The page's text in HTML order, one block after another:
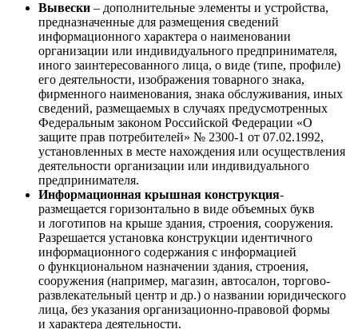
Вывески – дополнительные элементы и устройства,
предназначенные для размещения сведений
информационного характера о наименовании
организации или индивидуального предпринимателя,
иного заинтересованного лица, о виде (типе, профиле)
его деятельности, изображения товарного знака,
фирменного наименования, знака обслуживания, иных
сведений, размещаемых в случаях предусмотренных
Федеральным законом Российской Федерации «О
защите прав потребителей» № 2300-1 от 07.02.1992,
установленных в месте нахождения или осуществления
деятельности организации или индивидуального
предпринимателя.
Информационная крышная конструкция-
размещается горизонтально в виде объемных букв
и логотипов на крыше здания, строения, сооружения.
Разрешается установка конструкции идентичного
информационного содержания с информацией
о функциональном назначении здания, строения,
сооружения (например, магазин, автосалон, торгово-
развлекательный центр и др.) о названии юридического
лица, без указания организационно-правовой формы
и характера деятельности.